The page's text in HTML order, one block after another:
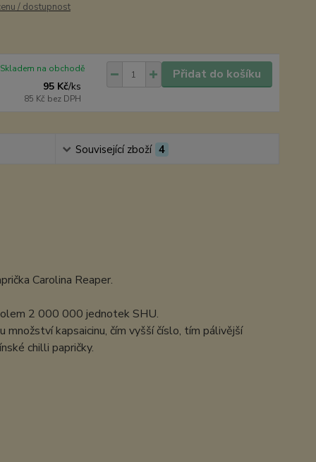
/ dostupnost
95 Kč/ks
85 Kč bez DPH
Skladem na obchodě Přidat do košíku
Související zboží 4
Carolina Reaper.
2 000 000 jednotek SHU.
kapsaicinu, čím vyšší číslo, tím pálivější
chilli papričky.